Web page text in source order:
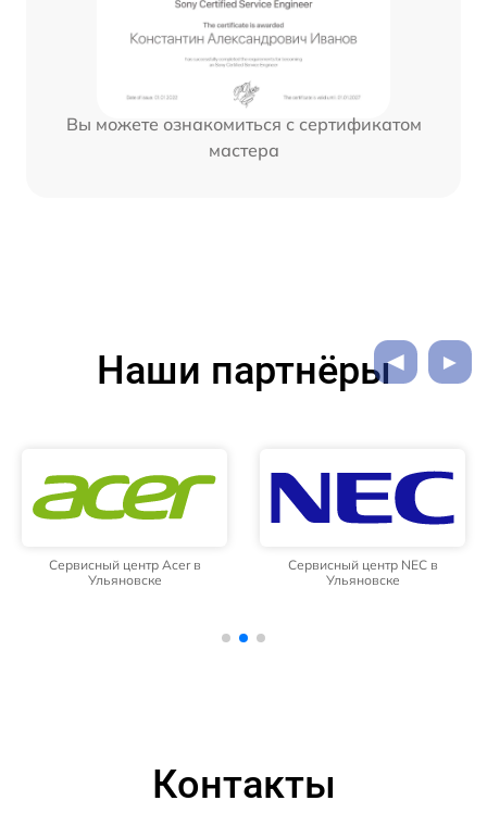
Вы можете ознакомиться с сертификатом
мастера
Наши партнёры
Сервисный центр Acer в
Ульяновске
Сервисный центр NEC в
Ульяновске
Контакты